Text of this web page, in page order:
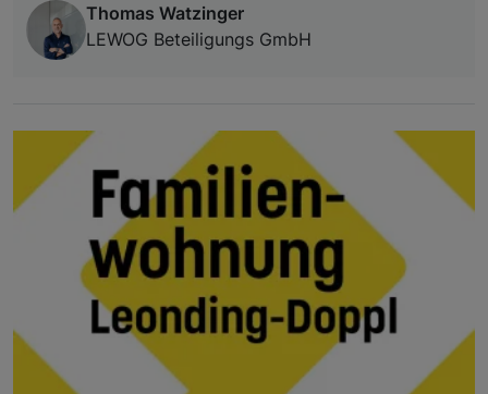
Thomas Watzinger
LEWOG Beteiligungs GmbH